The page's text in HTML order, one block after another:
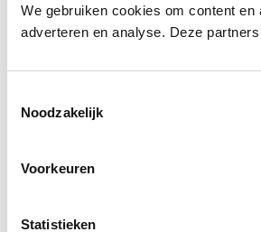
We gebruiken cookies om content
adverteren en analyse. Deze
Noodzakelijk
Voorkeuren
Statistieken